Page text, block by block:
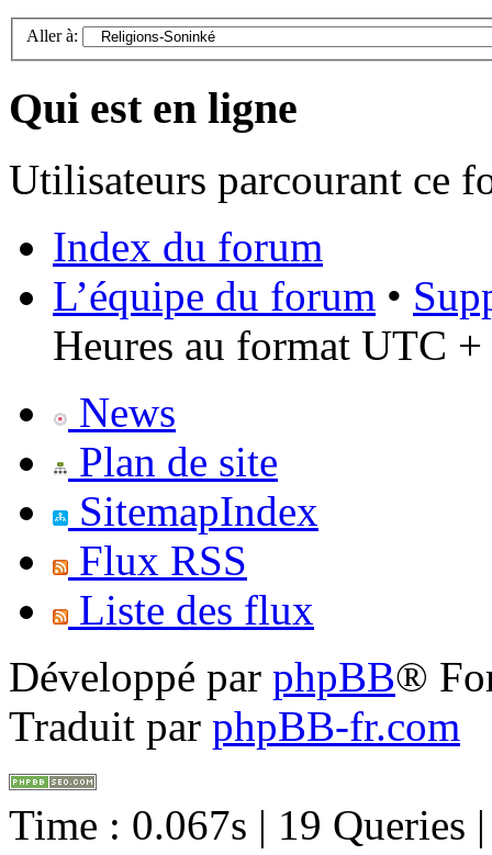
Aller à:
Qui est en ligne
Utilisateurs parcourant ce
Index du forum
L’équipe du forum •
Heures au format UTC +
News
Plan de site
SitemapIndex
Flux RSS
Liste des flux
Développé par phpBB®
Traduit par phpBB-fr.com
Time : 0.067s | 19 Queries